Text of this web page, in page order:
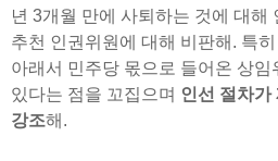
년 3개월 만에 사퇴하는 것에 대해
추천 인권위원에 대해 비판해. 특
아래서 민주당 몫으로 들어온 상임
있다는 점을 꼬집으며 인선 절차가
강조해.